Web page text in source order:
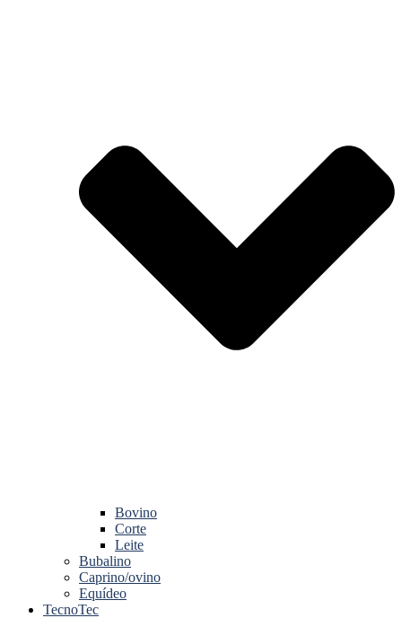
Bovino
Corte
Leite
Bubalino
Caprino/ovino
Equídeo
TecnoTec